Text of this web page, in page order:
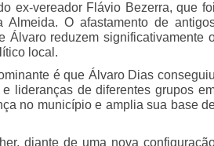
ex-vereador Flávio Bezerra, que foi
O afastamento de
reduzem significativamente
local.
é que Álvaro Dias conseguiu
lideranças de diferentes grupos
no município e amplia sua base
diante de uma nova